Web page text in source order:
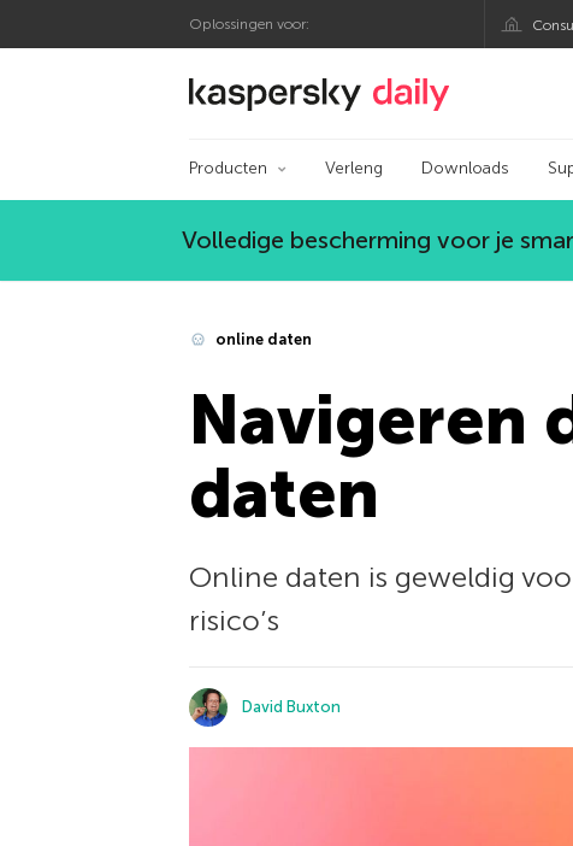
Oplossingen voor:
Kaspersky official blog
Producten Verleng Downloads
Volledige bescherming voor je
online daten
Navigeren
daten
Online daten is geweldig
risico’s
David Buxton